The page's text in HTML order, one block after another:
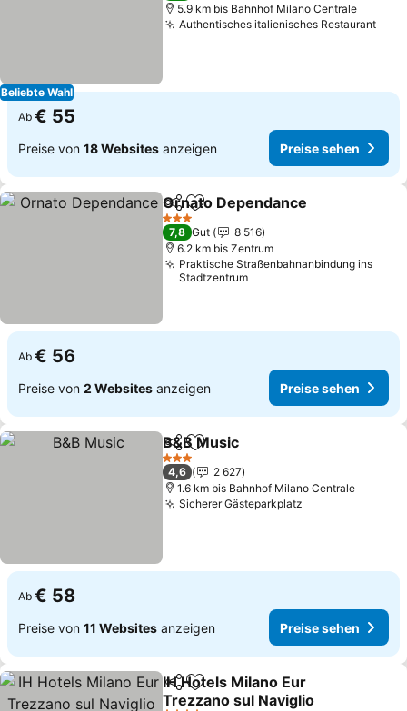
Beliebte Wahl
5.9 km bis Bahnhof Milano Centrale
Authentisches italienisches Restaurant
Ab € 55
Preise von 18 Websites anzeigen Preise sehen
TeilenZu Favoriten hinzufügen
Ornato Dependance
3 Sterne
7,8 Gut
8 516
6.2 km bis Zentrum
Praktische Straßenbahnanbindung ins
Stadtzentrum
Ab € 56
Preise von 2 Websites anzeigen Preise sehen
TeilenZu Favoriten hinzufügen
B&B Music
3 Sterne
4,6
2 627
1.6 km bis Bahnhof Milano Centrale
Sicherer Gästeparkplatz
Ab € 58
Preise von 11 Websites anzeigen Preise sehen
TeilenZu Favoriten hinzufügen
IH Hotels Milano Eur
Trezzano sul Naviglio